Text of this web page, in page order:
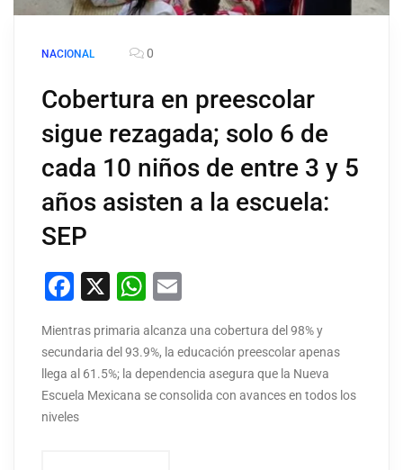
NACIONAL 0
Cobertura en preescolar
sigue rezagada; solo 6 de
cada 10 niños de entre 3 y 5
años asisten a la escuela:
SEP
Facebook
X WhatsApp
Mientras primaria alcanza una cobertura del 98% y
secundaria del 93.9%, la educación preescolar apenas
llega al 61.5%; la dependencia asegura que la Nueva
Escuela Mexicana se consolida con avances en todos los
niveles